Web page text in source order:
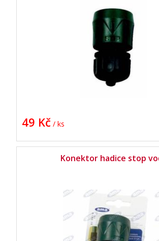
49 Kč / ks
Konektor hadice stop